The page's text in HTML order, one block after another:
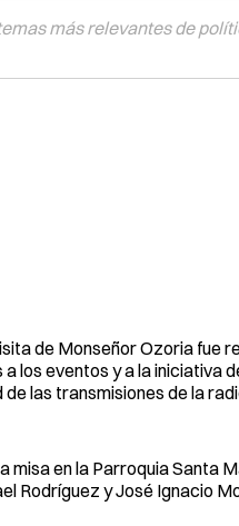
más relevantes de
de Monseñor Ozoria fue
los eventos y a la
las transmisiones de la
misa en la Parroquia Santa
Rodríguez y José Ignacio